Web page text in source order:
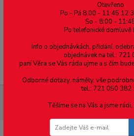
art. 47386-46 - 1ks
Otevřeno
Po - Pá 8:00 - 11:45
So - 8:00 -
Po telefonické domluvě
Info o objednávkách, přidání,
objednávek na tel.: 721
paní Věra se Vás ráda ujme a s čím
Odborné dotazy, náměty, vše
tel.: 721 050 382
Těšíme se na Vás a jsme rádi,